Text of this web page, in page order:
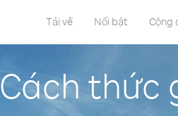
Tải về Nổi bật Cộng
Cách thức